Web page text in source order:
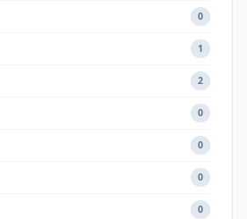
0
1
2
0
0
0
0